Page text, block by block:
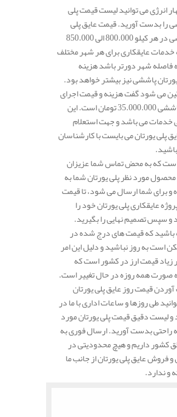
انرژی می توانید لیست قیمت پلی
را بدست آورید. قیمت عایق پلی
یورتان پاششی در هر کیلو 800.000 الی 850.000
عایقکاری برای هر شهر مختلف
شهر دورتر باشد هزینه
پاششی نیز بیشتر خواهد بود.
می شود گفت هزینه و قیمت اجرای
پلی یورتان پاششی 35.000.000 تومان است. این
خدمات می باشد و جهت استعلام
پلی یورتان می بایست با کارشناسان
است که به محض تماس شما عزیزان
مورد نظر پلی یورتان شما به
برای شما ارسال می شود، تا قیمت
عایقکاری پلی یورتان خود را
سپس تصمیم نهایی را بگیرید.
که قیمت های درج شده در
است به روز نباشید و دلیل این امر
زیاد قیمت ارز در کشور است که
صورت همه روزه در حال تغییر است.
قیمت روز عایق پلی یورتان
طی روزها و ساعات اداری با ما در
لیست دقیق قیمت پلی یورتان مورد
راحتی بدست آورید. ارسال فوری به
کشور داریم و هیچ محدودیتی در
فروش عایق پلی یورتان از جانب ما
و ندارد.